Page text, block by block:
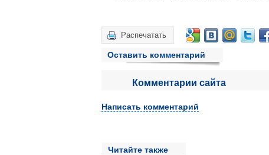
Распечатать
Оставить комментарий
Комментарии сайта
Написать комментарий
Читайте также